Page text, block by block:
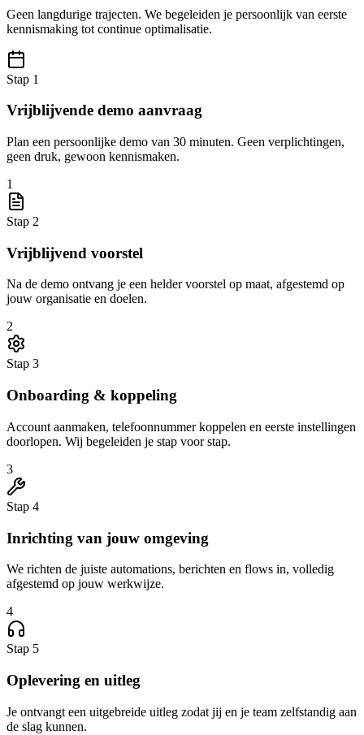
Geen langdurige trajecten. We begeleiden je persoonlijk van eerste
kennismaking tot continue optimalisatie.
Stap 1
Vrijblijvende demo aanvraag
Plan een persoonlijke demo van 30 minuten. Geen verplichtingen,
geen druk, gewoon kennismaken.
1
Stap 2
Vrijblijvend voorstel
Na de demo ontvang je een helder voorstel op maat, afgestemd op
jouw organisatie en doelen.
2
Stap 3
Onboarding & koppeling
Account aanmaken, telefoonnummer koppelen en eerste instellingen
doorlopen. Wij begeleiden je stap voor stap.
3
Stap 4
Inrichting van jouw omgeving
We richten de juiste automations, berichten en flows in, volledig
afgestemd op jouw werkwijze.
4
Stap 5
Oplevering en uitleg
Je ontvangt een uitgebreide uitleg zodat jij en je team zelfstandig aan
de slag kunnen.